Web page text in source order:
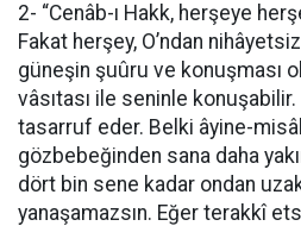
2- “Cenâb-ı Hakk, herşeye
Fakat herşey, O’ndan
güneşin şuûru ve konuşması
vâsıtası ile seninle
tasarruf eder. Belki âyine-
gözbebeğinden sana daha
dört bin sene kadar ondan
yanaşamazsın. Eğer terakkî